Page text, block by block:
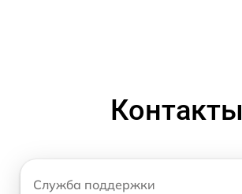
Контакты
Служба поддержки